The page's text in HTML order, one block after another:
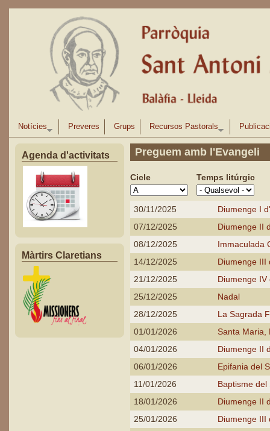
Notícies Preveres Grups Recursos Pastorals
Agenda d'activitats
Màrtirs Claretians
Preguem amb l'Evangeli
Cicle Temps litúrgic
30/11/2025
Diumenge I
07/12/2025
Diumenge II
08/12/2025
Immaculada
14/12/2025
Diumenge III
21/12/2025
Diumenge IV
25/12/2025
Nadal
28/12/2025
La Sagrada
01/01/2026
Santa Maria,
04/01/2026
Diumenge II
06/01/2026
Epifania del
11/01/2026
Baptisme del
18/01/2026
Diumenge II
25/01/2026
Diumenge III